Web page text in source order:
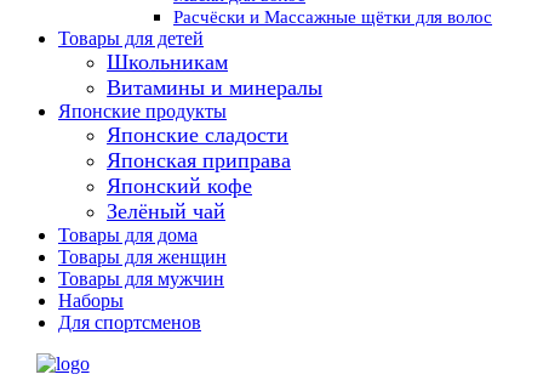
Расчёски и Массажные щётки для волос
Товары для детей
Школьникам
Витамины и минералы
Японские продукты
Японские сладости
Японская приправа
Японский кофе
Зелёный чай
Товары для дома
Товары для женщин
Товары для мужчин
Наборы
Для спортсменов